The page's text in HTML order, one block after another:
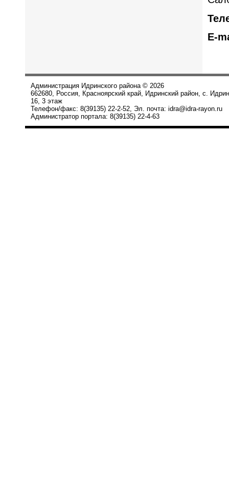
E-
Администрация Идринского района © 2026
662680, Россия, Красноярский край, Идринский район, с.
16, 3 этаж
Телефон/факс: 8(39135) 22-2-52, Эл. почта: idra@idra-rayon.ru
Администратор портала: 8(39135) 22-4-63